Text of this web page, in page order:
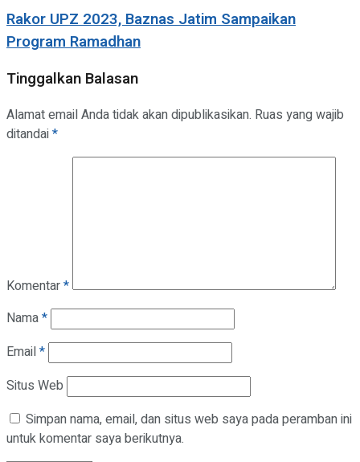
Rakor UPZ 2023, Baznas Jatim Sampaikan
Program Ramadhan
Tinggalkan Balasan
Alamat email Anda tidak akan dipublikasikan. Ruas yang wajib
ditandai*
Komentar*
Nama*
Email*
Situs Web
Simpan nama, email, dan situs web saya pada peramban ini
untuk komentar saya berikutnya.